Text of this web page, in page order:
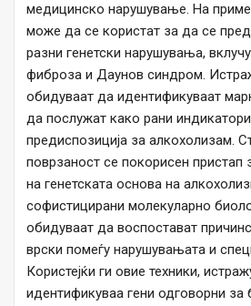
медицинско нарушување. На
може да се користат за да се
разни генетски нарушувања,
фиброза и Даунов синдром.
обидуваат да идентификуваат
да послужат како рани индикатори
предиспозиција за алкохолизам.
поврзаност се покорисен
на генетската основа на
софистицирани молекуларно
обидуваат да воспостават
врски помеѓу нарушувањата и
Користејќи ги овие техники,
идентификуваа гени одговорни